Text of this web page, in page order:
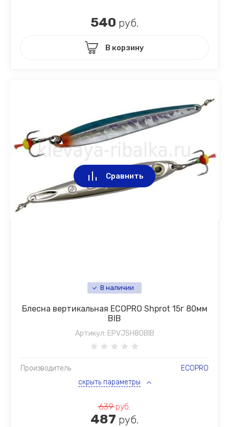
540 руб.
В корзину
В наличии
Блесна вертикальная ECOPRO Shprot 15г 80мм
BIB
Артикул: EPVJSH80BIB
Производитель
ECOPRO
скрыть параметры
Сравнить
639руб.
487 руб.